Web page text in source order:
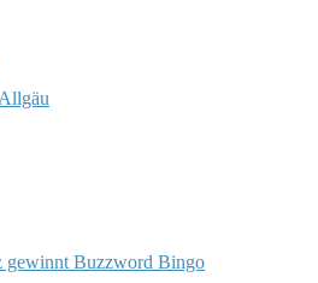
gewinnt Buzzword Bingo